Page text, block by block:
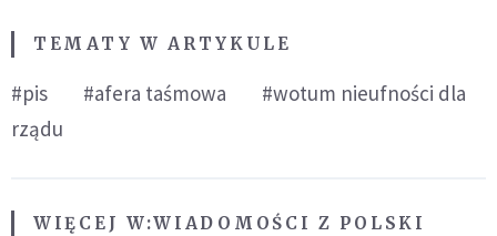
TEMATY W ARTYKULE
#pis #afera taśmowa
#wotum nieufności dla
rządu
WIĘCEJ W:WIADOMOŚCI Z POLSKI